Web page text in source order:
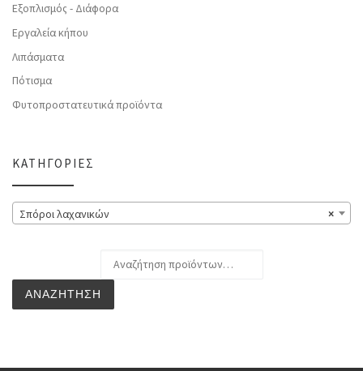
Εξοπλισμός - Διάφορα
Εργαλεία κήπου
Λιπάσματα
Πότισμα
Φυτοπροστατευτικά προϊόντα
ΚΑΤΗΓΟΡΊΕΣ
×
Σπόροι λαχανικών
ΑΝΑΖΉΤΗΣΗ